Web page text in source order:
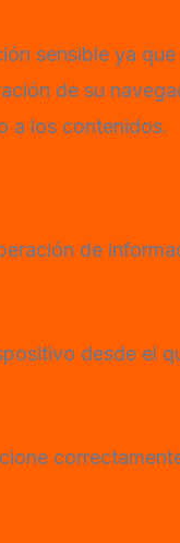
sensible ya
de su
a los contenidos.
de
desde el